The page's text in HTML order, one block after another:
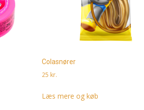
Colasnører
25 kr.
Læs mere og køb